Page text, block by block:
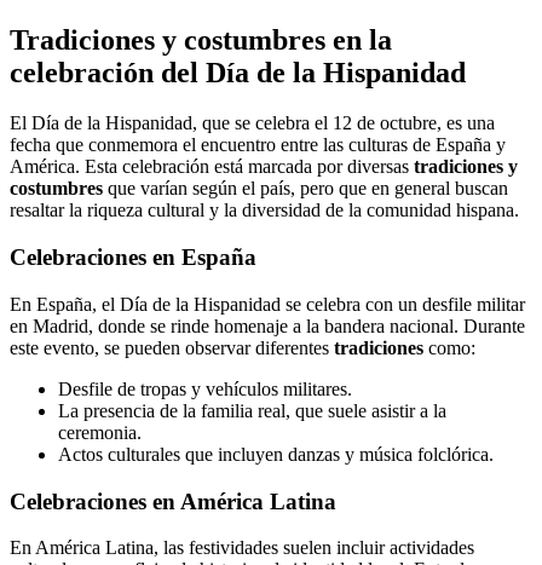
Tradiciones y costumbres en la
celebración del Día de la Hispanidad
El Día de la Hispanidad, que se celebra el 12 de octubre, es una
fecha que conmemora el encuentro entre las culturas de España y
América. Esta celebración está marcada por diversas tradiciones y
costumbres que varían según el país, pero que en general buscan
resaltar la riqueza cultural y la diversidad de la comunidad hispana.
Celebraciones en España
En España, el Día de la Hispanidad se celebra con un desfile militar
en Madrid, donde se rinde homenaje a la bandera nacional. Durante
este evento, se pueden observar diferentes tradiciones como:
Desfile de tropas y vehículos militares.
La presencia de la familia real, que suele asistir a la
ceremonia.
Actos culturales que incluyen danzas y música folclórica.
Celebraciones en América Latina
En América Latina, las festividades suelen incluir actividades